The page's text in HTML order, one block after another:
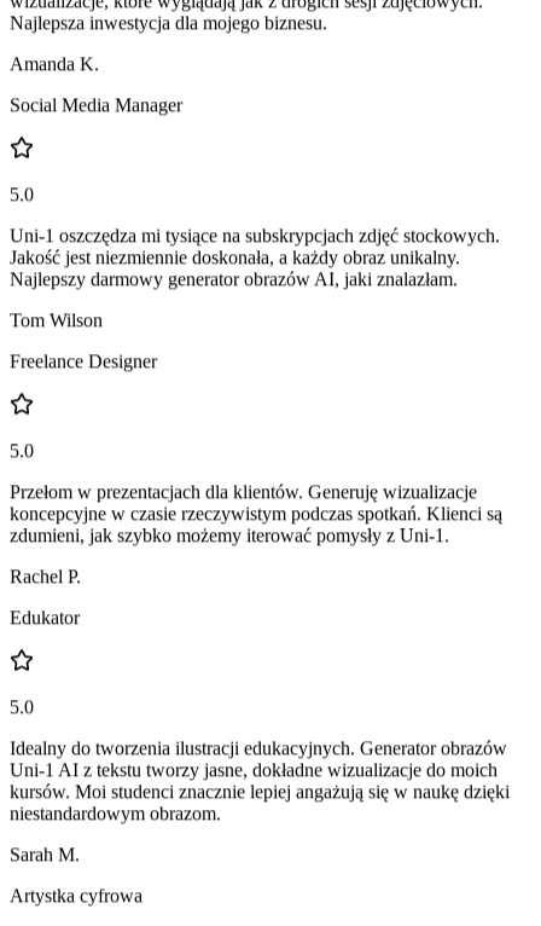
Potrzebowałem makiet produktów i zdjęć lifestylowych do mojego
wizualizacje, które wyglądają jak z drogich sesji zdjęciowych.
Najlepsza inwestycja dla mojego biznesu.
Amanda K.
5.0
Jakość jest niezmiennie doskonała, a każdy obraz unikalny.
Najlepszy darmowy generator obrazów AI, jaki znalazłam.
Tom Wilson
5.0
koncepcyjne w czasie rzeczywistym podczas spotkań. Klienci są
zdumieni, jak szybko możemy iterować pomysły z Uni-1.
Rachel P.
5.0
Idealny do tworzenia ilustracji edukacyjnych. Generator obrazów
kursów. Moi studenci znacznie lepiej angażują się w naukę dzięki
niestandardowym obrazom.